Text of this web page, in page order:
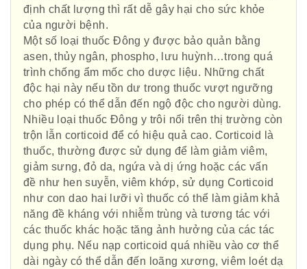
định chất lượng thì rất dễ gây hại cho sức khỏe
của người bệnh.
Một số loại thuốc Đông y được bảo quản bằng
asen, thủy ngân, phospho, lưu huỳnh…trong quá
trình chống ẩm mốc cho dược liệu. Những chất
độc hại này nếu tồn dư trong thuốc vượt ngưỡng
cho phép có thể dẫn đến ngộ độc cho người dùng.
Nhiều loại thuốc Đông y trôi nổi trên thị trường còn
trộn lẫn corticoid để có hiệu quả cao. Corticoid là
thuốc, thường được sử dụng để làm giảm viêm,
giảm sưng, đỏ da, ngứa và dị ứng hoặc các vấn
đề như hen suyễn, viêm khớp, sử dụng Corticoid
như con dao hai lưỡi vì thuốc có thể làm giảm khả
năng đề kháng với nhiễm trùng và tương tác với
các thuốc khác hoặc tăng ảnh hưởng của các tác
dụng phụ. Nếu nạp corticoid quá nhiều vào cơ thể
dài ngày có thể dẫn đến loãng xương, viêm loét dạ